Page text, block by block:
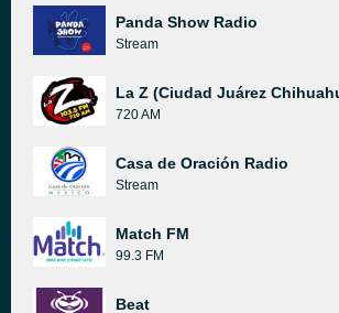
Panda Show Radio
Stream
La Z (Ciudad Juárez
720 AM
Casa de Oración Radio
Stream
Match FM
99.3 FM
Beat